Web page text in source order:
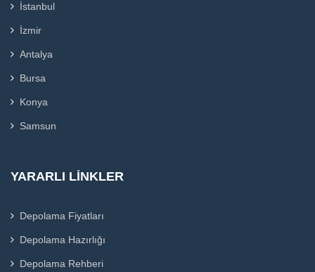
İstanbul
İzmir
Antalya
Bursa
Konya
Samsun
YARARLI LINKLER
Depolama Fiyatları
Depolama Hazırlığı
Depolama Rehberi